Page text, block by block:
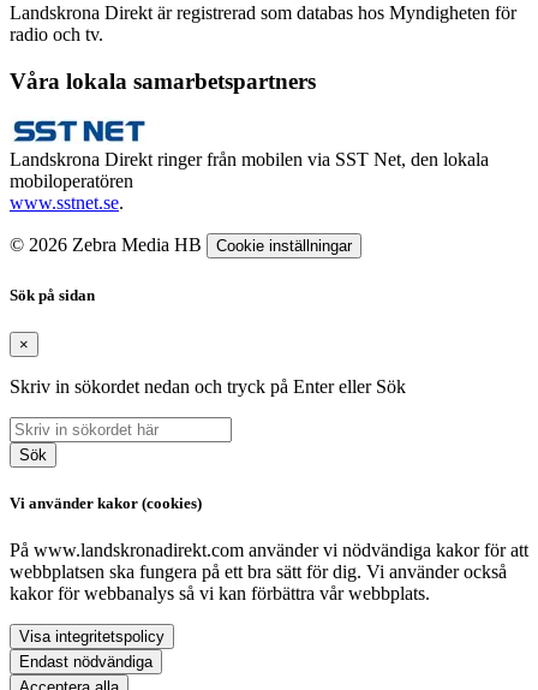
Landskrona Direkt är registrerad som databas hos Myndigheten för
radio och tv.
Våra lokala samarbetspartners
Landskrona Direkt ringer från mobilen via SST Net, den lokala
mobiloperatören
www.sstnet.se.
© 2026 Zebra Media HB Cookie inställningar
Sök på sidan
×
Skriv in sökordet nedan och tryck på Enter eller Sök
Sök
Vi använder kakor (cookies)
På www.landskronadirekt.com använder vi nödvändiga kakor för att
webbplatsen ska fungera på ett bra sätt för dig. Vi använder också
kakor för webbanalys så vi kan förbättra vår webbplats.
Visa integritetspolicy
Endast nödvändiga